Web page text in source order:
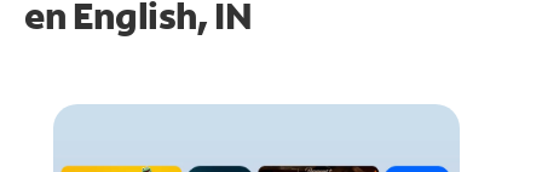
en English, IN